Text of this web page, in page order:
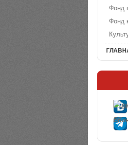
Фонд
Фонд